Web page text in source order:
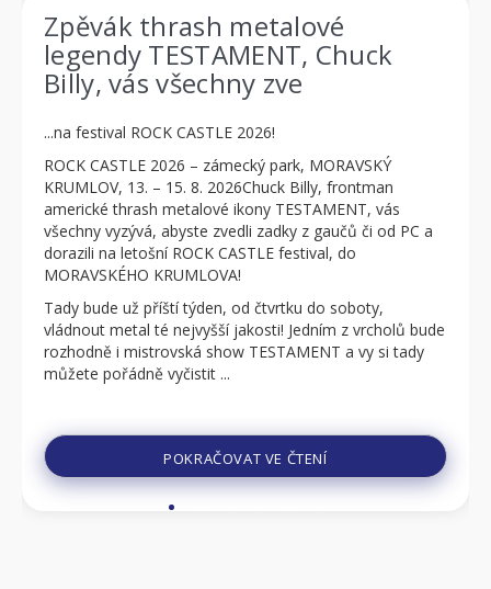
Zpěvák thrash metalové
legendy TESTAMENT, Chuck
Billy, vás všechny zve
...na festival ROCK CASTLE 2026!
ROCK CASTLE 2026 – zámecký park, MORAVSKÝ
KRUMLOV, 13. – 15. 8. 2026Chuck Billy, frontman
americké thrash metalové ikony TESTAMENT, vás
všechny vyzývá, abyste zvedli zadky z gaučů či od PC a
dorazili na letošní ROCK CASTLE festival, do
MORAVSKÉHO KRUMLOVA!
Tady bude už příští týden, od čtvrtku do soboty,
vládnout metal té nejvyšší jakosti! Jedním z vrcholů bude
rozhodně i mistrovská show TESTAMENT a vy si tady
můžete pořádně vyčistit ...
POKRAČOVAT VE ČTENÍ